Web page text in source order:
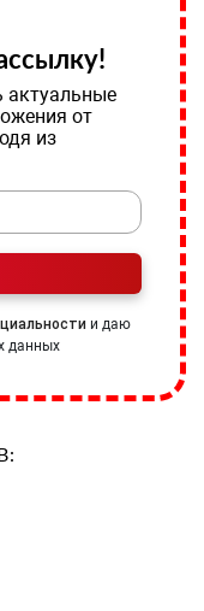
актуальные
от
из
и даю
данных